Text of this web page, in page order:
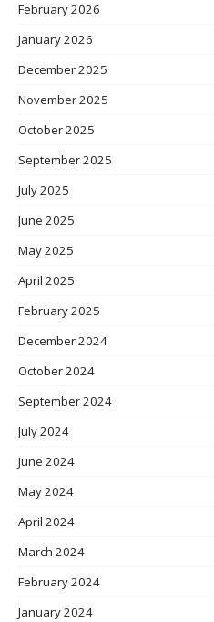
February 2026
January 2026
December 2025
November 2025
October 2025
September 2025
July 2025
June 2025
May 2025
April 2025
February 2025
December 2024
October 2024
September 2024
July 2024
June 2024
May 2024
April 2024
March 2024
February 2024
January 2024